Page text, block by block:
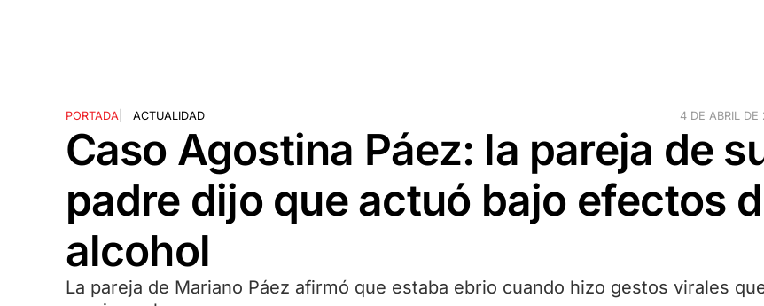
PORTADA| ACTUALIDAD 4 DE ABRIL DE
Caso Agostina Páez: la pareja de
padre dijo que actuó bajo efectos
alcohol
La pareja de Mariano Páez afirmó que estaba ebrio cuando hizo gestos virales